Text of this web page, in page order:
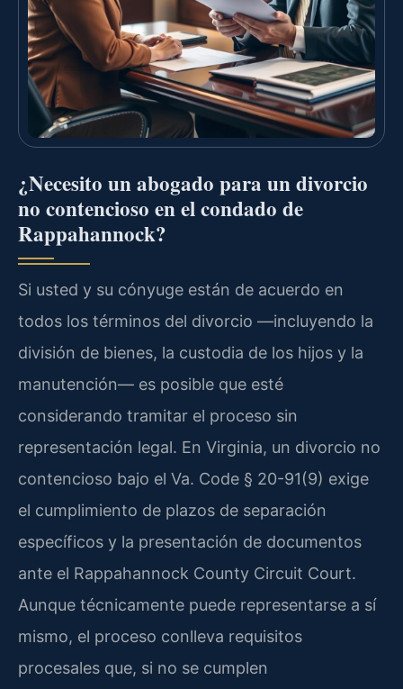
¿Necesito un abogado para un divorcio
no contencioso en el condado de
Rappahannock?
Si usted y su cónyuge están de acuerdo en
todos los términos del divorcio —incluyendo la
división de bienes, la custodia de los hijos y la
manutención— es posible que esté
considerando tramitar el proceso sin
representación legal. En Virginia, un divorcio no
contencioso bajo el Va. Code § 20-91(9) exige
el cumplimiento de plazos de separación
específicos y la presentación de documentos
ante el Rappahannock County Circuit Court.
Aunque técnicamente puede representarse a sí
mismo, el proceso conlleva requisitos
procesales que, si no se cumplen